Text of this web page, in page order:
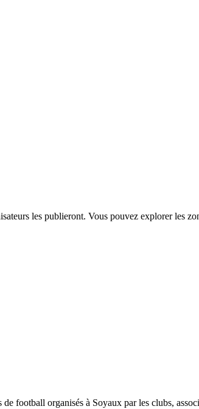
les publieront. Vous pouvez explorer les
football organisés à Soyaux par les clubs,